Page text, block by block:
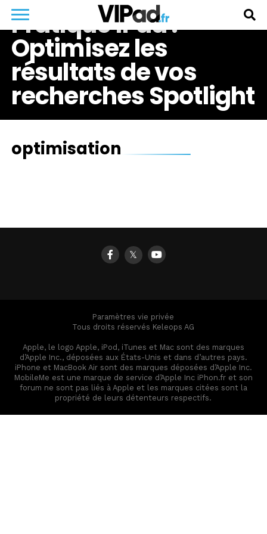
Pratique iPad :
Optimisez les
résultats de vos
recherches Spotlight
optimisation
𝕏
Paramètres vie privée
Tous droits réservés Keleops AG
Apple, le logo Apple, iPod, iTunes et Mac sont des marques
d’Apple Inc., déposées aux États-Unis et dans d’autres pays.
iPhone et MacBook Air sont des marques déposées d’Apple Inc.
MobileMe est une marque de service d’Apple Inc iPhon.fr et son
forum ne sont pas liés à Apple et les marques citées sont la
propriété de leurs détenteurs respectifs.